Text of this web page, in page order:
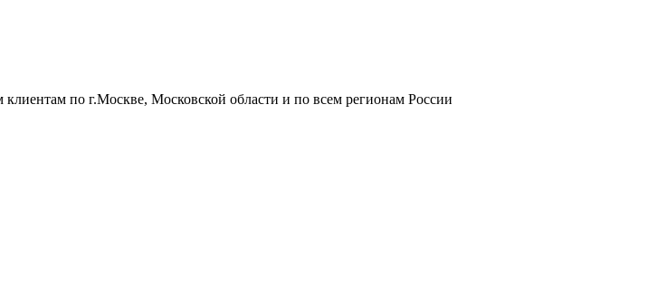
по г.Москве, Московской области и по всем регионам России